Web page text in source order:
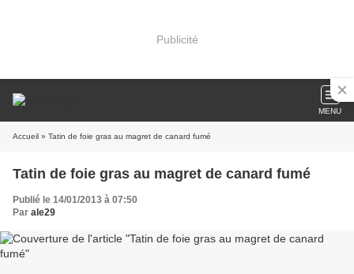
Publicité
MENU
Accueil » Tatin de foie gras au magret de canard fumé
Tatin de foie gras au magret de canard fumé
Publié le 14/01/2013 à 07:50
Par ale29